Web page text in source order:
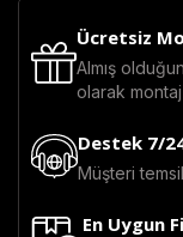
Ücretsiz
Almış
olarak
Destek 7/
Müşteri
En Uygun